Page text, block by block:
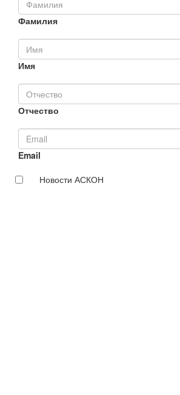
Фамилия
Имя
Отчество
Email
Новости АСКОН